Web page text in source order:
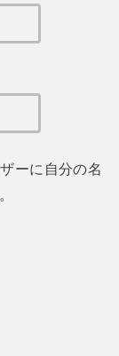
ーに自分の名